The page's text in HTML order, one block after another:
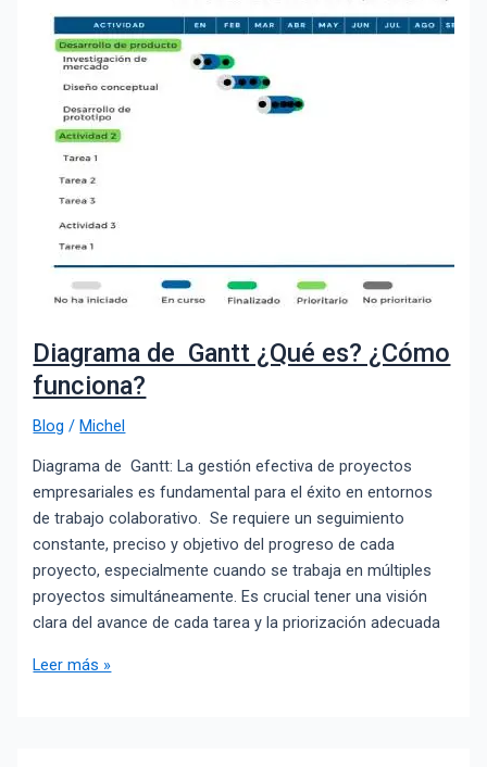
Diagrama de Gantt ¿Qué es? ¿Cómo
funciona?
Blog /Michel
Diagrama de Gantt: La gestión efectiva de proyectos
empresariales es fundamental para el éxito en entornos
de trabajo colaborativo. Se requiere un seguimiento
constante, preciso y objetivo del progreso de cada
proyecto, especialmente cuando se trabaja en múltiples
proyectos simultáneamente. Es crucial tener una visión
clara del avance de cada tarea y la priorización adecuada
Leer más »